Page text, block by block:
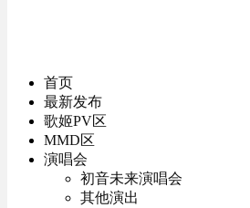
首页
最新发布
歌姬PV区
MMD区
演唱会
初音未来演唱会
其他演出